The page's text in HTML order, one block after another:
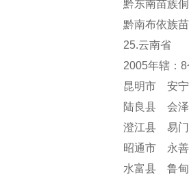
黔东南苗族
黔南布依族
25.云南省
2005年辖：
昆明市 安
陆良县 会
澄江县 易
昭通市 永
水富县 鲁